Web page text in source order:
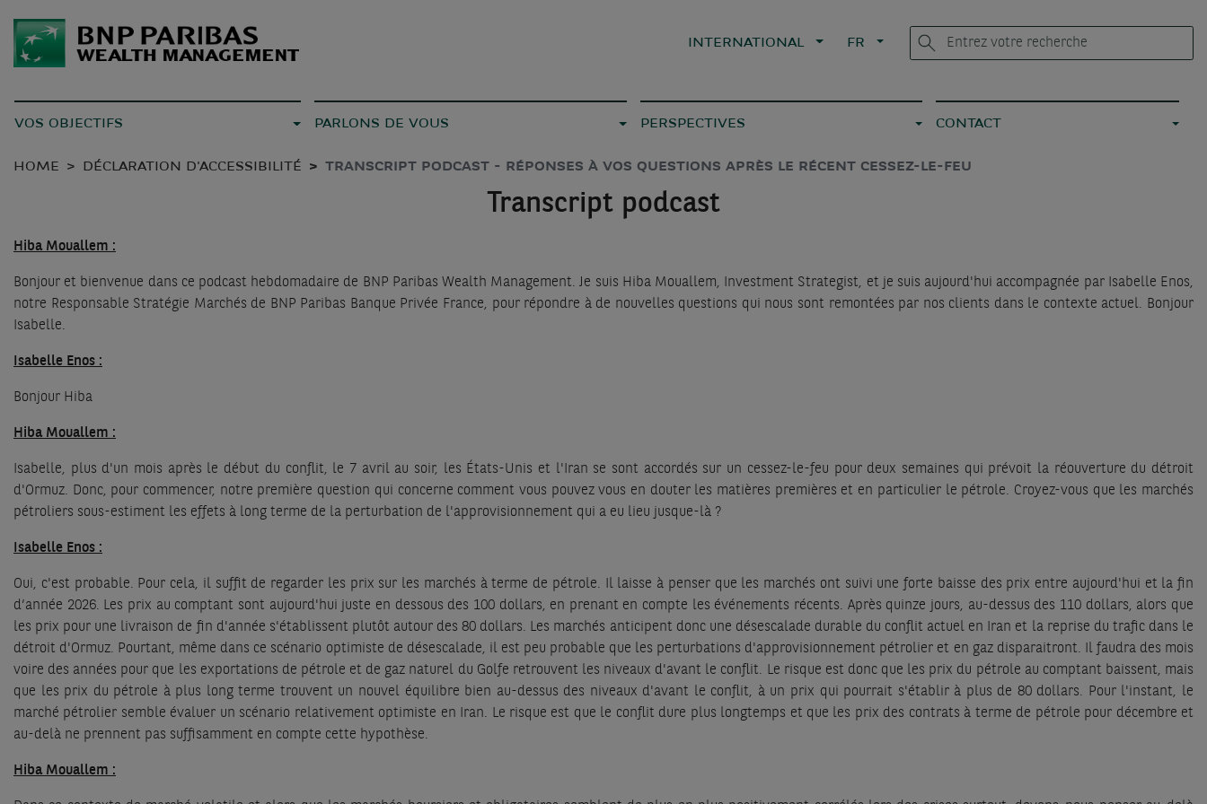
INTERNATIONAL FR
VOS OBJECTIFS PARLONS DE VOUS PERSPECTIVES CONTACT
HOME DÉCLARATION D'ACCESSIBILITÉ TRANSCRIPT PODCAST - RÉPONSES À VOS QUESTIONS APRÈS LE RÉCENT CESSEZ-LE-FEU
Transcript podcast
Hiba Mouallem :
Bonjour et bienvenue dans ce podcast hebdomadaire de BNP Paribas Wealth Management. Je suis Hiba Mouallem, Investment Strategist, et je suis aujourd'hui accompagnée par Isabelle Enos,
notre Responsable Stratégie Marchés de BNP Paribas Banque Privée France, pour répondre à de nouvelles questions qui nous sont remontées par nos clients dans le contexte actuel. Bonjour
Isabelle.
Isabelle Enos :
Bonjour Hiba
Hiba Mouallem :
Isabelle, plus d'un mois après le début du conflit, le 7 avril au soir, les États-Unis et l'Iran se sont accordés sur un cessez-le-feu pour deux semaines qui prévoit la réouverture du détroit
d'Ormuz. Donc, pour commencer, notre première question qui concerne comment vous pouvez vous en douter les matières premières et en particulier le pétrole. Croyez-vous que les marchés
pétroliers sous-estiment les effets à long terme de la perturbation de l'approvisionnement qui a eu lieu jusque-là ?
Isabelle Enos :
Oui, c'est probable. Pour cela, il suffit de regarder les prix sur les marchés à terme de pétrole. Il laisse à penser que les marchés ont suivi une forte baisse des prix entre aujourd'hui et la fin
d’année 2026. Les prix au comptant sont aujourd'hui juste en dessous des 100 dollars, en prenant en compte les événements récents. Après quinze jours, au-dessus des 110 dollars, alors que
les prix pour une livraison de fin d'année s'établissent plutôt autour des 80 dollars. Les marchés anticipent donc une désescalade durable du conflit actuel en Iran et la reprise du trafic dans le
détroit d'Ormuz. Pourtant, même dans ce scénario optimiste de désescalade, il est peu probable que les perturbations d'approvisionnement pétrolier et en gaz disparaitront. Il faudra des mois
voire des années pour que les exportations de pétrole et de gaz naturel du Golfe retrouvent les niveaux d'avant le conflit. Le risque est donc que les prix du pétrole au comptant baissent, mais
que les prix du pétrole à plus long terme trouvent un nouvel équilibre bien au-dessus des niveaux d'avant le conflit, à un prix qui pourrait s'établir à plus de 80 dollars. Pour l'instant, le
marché pétrolier semble évaluer un scénario relativement optimiste en Iran. Le risque est que le conflit dure plus longtemps et que les prix des contrats à terme de pétrole pour décembre et
au-delà ne prennent pas suffisamment en compte cette hypothèse.
Hiba Mouallem :